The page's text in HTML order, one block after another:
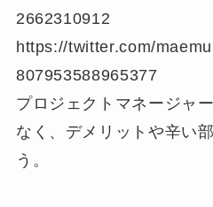
2662310912
https://twitter.com/
807953588965377
プロジェクトマネージャ
なく、デメリットや辛い
う。